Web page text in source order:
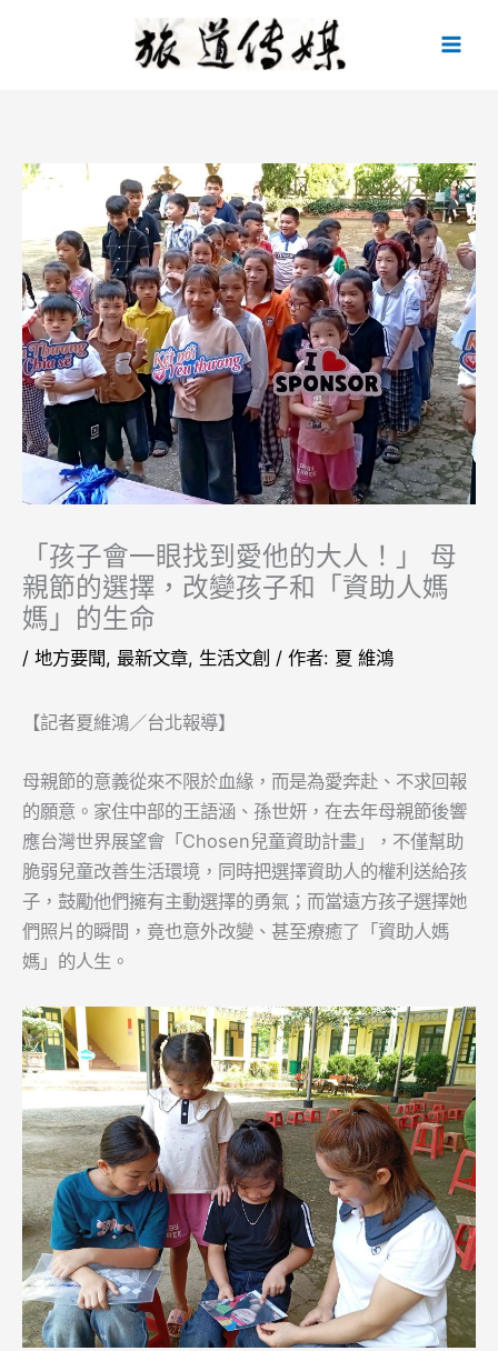
「孩子會一眼找到愛他的大人！」 母
親節的選擇，改變孩子和「資助人媽
媽」的生命
/ 地方要聞, 最新文章, 生活文創 / 作者: 夏 維鴻
【記者夏維鴻／台北報導】
母親節的意義從來不限於血緣，而是為愛奔赴、不求回報
的願意。家住中部的王語涵、孫世妍，在去年母親節後響
應台灣世界展望會「Chosen兒童資助計畫」，不僅幫助
脆弱兒童改善生活環境，同時把選擇資助人的權利送給孩
子，鼓勵他們擁有主動選擇的勇氣；而當遠方孩子選擇她
們照片的瞬間，竟也意外改變、甚至療癒了「資助人媽
媽」的人生。